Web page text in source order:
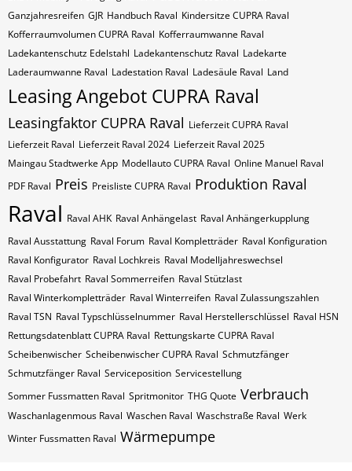
Ganzjahresreifen GJR Handbuch Raval Kindersitze CUPRA Raval
Kofferraumvolumen CUPRA Raval Kofferraumwanne Raval
Ladekantenschutz Edelstahl Ladekantenschutz Raval Ladekarte
Laderaumwanne Raval Ladestation Raval Ladesäule Raval Land
Leasing Angebot CUPRA Raval
Leasingfaktor CUPRA Raval Lieferzeit CUPRA Raval
Lieferzeit Raval Lieferzeit Raval 2024 Lieferzeit Raval 2025
Maingau Stadtwerke App Modellauto CUPRA Raval Online Manuel Raval
PDF Raval Preis Preisliste CUPRA Raval Produktion Raval
Raval Raval AHK Raval Anhängelast Raval Anhängerkupplung
Raval Ausstattung Raval Forum Raval Kompletträder Raval Konfiguration
Raval Konfigurator Raval Lochkreis Raval Modelljahreswechsel
Raval Probefahrt Raval Sommerreifen Raval Stützlast
Raval Winterkompletträder Raval Winterreifen Raval Zulassungszahlen
Raval​​​​ TSN Raval​​​​ Typschlüsselnummer Raval​​​​​ Herstellerschlüssel Raval​​​​​ HSN
Rettungsdatenblatt CUPRA Raval Rettungskarte CUPRA Raval
Scheibenwischer Scheibenwischer CUPRA​ Raval Schmutzfänger
Schmutzfänger Raval Serviceposition Servicestellung
Sommer Fussmatten Raval Spritmonitor THG Quote Verbrauch
Waschanlagenmous Raval Waschen Raval Waschstraße Raval Werk
Winter Fussmatten Raval Wärmepumpe